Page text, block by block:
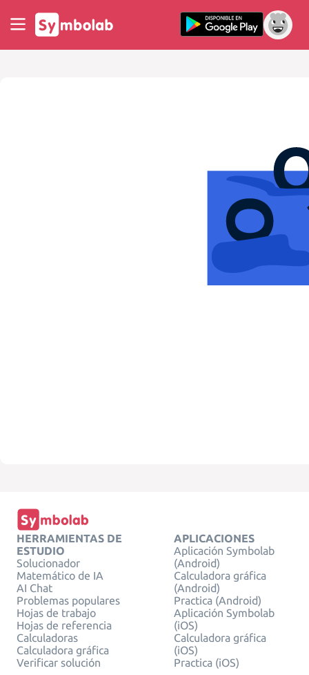
HERRAMIENTAS DE
ESTUDIO
Solucionador
Matemático de IA
AI Chat
Problemas populares
Hojas de trabajo
Hojas de referencia
Calculadoras
Calculadora gráfica
Verificar solución
APLICACIONES
Aplicación Symbolab
(Android)
Calculadora gráfica
(Android)
Practica (Android)
Aplicación Symbolab
(iOS)
Calculadora gráfica
(iOS)
Practica (iOS)